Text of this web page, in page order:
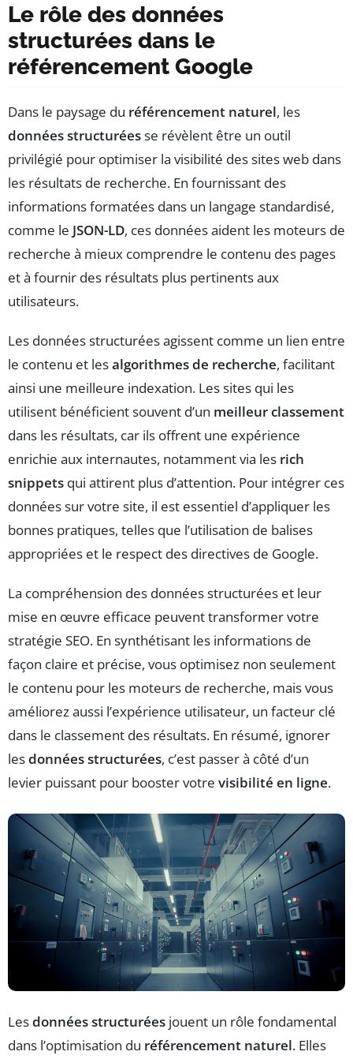
Le rôle des données
structurées dans le
référencement Google
Dans le paysage du référencement naturel, les
données structuréesse révèlent être un outil
privilégié pour optimiser la visibilité des sites web dans
les résultats de recherche. En fournissant des
informations formatées dans un langage standardisé,
comme le JSON-LD, ces données aident les moteurs de
recherche à mieux comprendre le contenu des pages
et à fournir des résultats plus pertinents aux
utilisateurs.
Les données structurées agissent comme un lien entre
le contenu et lesalgorithmes de recherche, facilitant
ainsi une meilleure indexation. Les sites qui les
utilisent bénéficient souvent d’un meilleur classement
dans les résultats, car ils offrent une expérience
enrichie aux internautes, notamment via les rich
snippets qui attirent plus d’attention. Pour intégrer ces
données sur votre site, il est essentiel d’appliquer les
bonnes pratiques, telles que l’utilisation de balises
appropriées et le respect des directives de Google.
La compréhension des données structurées et leur
mise en œuvre efficace peuvent transformer votre
stratégie SEO. En synthétisant les informations de
façon claire et précise, vous optimisez non seulement
le contenu pour les moteurs de recherche, mais vous
améliorez aussi l’expérience utilisateur, un facteur clé
dans le classement des résultats. En résumé, ignorer
lesdonnées structurées, c’est passer à côté d’un
levier puissant pour booster votre visibilité en ligne.
Lesdonnées structurées jouent un rôle fondamental
dans l’optimisation du référencement naturel. Elles